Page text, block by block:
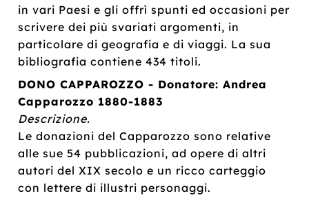
in vari Paesi e gli offrì spunti ed occasioni per
scrivere dei più svariati argomenti, in
particolare di geografia e di viaggi. La sua
bibliografia contiene 434 titoli.
DONO CAPPAROZZO - Donatore: Andrea
Capparozzo 1880-1883
Descrizione.
Le donazioni del Capparozzo sono relative
alle sue 54 pubblicazioni, ad opere di altri
autori del XIX secolo e un ricco carteggio
con lettere di illustri personaggi.